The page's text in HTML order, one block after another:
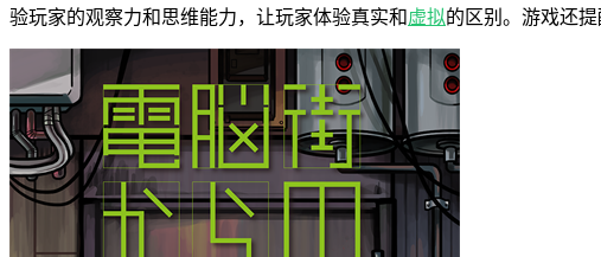
验玩家的观察力和思维能力，让玩家体验真实和虚拟的区别。游戏还